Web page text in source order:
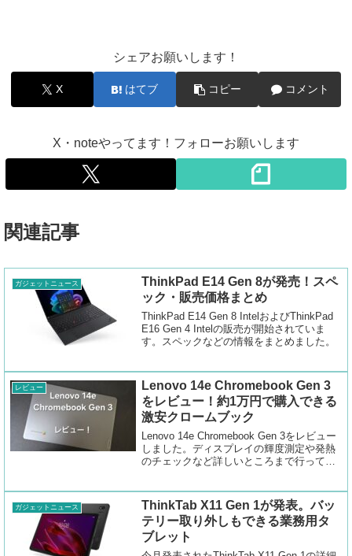
シェアお願いします！
X はてブ コピー コメント
X・noteやってます！フォローお願いします
関連記事
ガジェットニュース
ThinkPad E14 Gen 8が発売！スペ
ック・販売価格まとめ
ThinkPad E14 Gen 8 IntelおよびThinkPad
E16 Gen 4 Intelの販売が開始されていま
す。スペックなどの情報をまとめました。
レビュー
Lenovo 14e Chromebook Gen 3
をレビュー！約1万円で購入できる
激安クロームブック
Lenovo 14e Chromebook Gen 3をレビュー
しました。ディスプレイの輝度測定や発熱
のチェックなど詳しいところまで行ってい
ガジェットニュース
ThinkTab X11 Gen 1が発表。バッ
テリー取り外しもできる業務用タ
ブレット